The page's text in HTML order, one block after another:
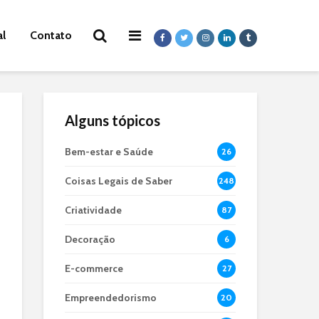
Contato
Alguns tópicos
Bem-estar e Saúde 26
Coisas Legais de Saber 248
Criatividade 87
Decoração 6
E-commerce 27
Empreendedorismo 20